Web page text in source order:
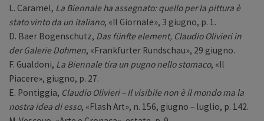
L. Caramel, La Biennale ha assegnato: quello per la pittura è
stato vinto da un italiano, «Il Giornale», 3 giugno, p. 1.
D. Baer Bogenschutz, Das fünfte element, Claudio Olivieri in
der Galerie Dohmen, «Frankfurter Rundschau», 29 giugno.
F. Gualdoni, La Biennale tira un pugno nello stomaco, «Il
Piacere», giugno, p. 27.
E. Pontiggia, Claudio Olivieri – Il visibile non è il mondo ma la
nostra idea di esso, «Flash Art», n. 156, giugno – luglio, p. 142.